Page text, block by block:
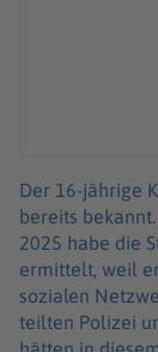
Der 16-jährige
bereits
2025 habe die
ermittelt, weil
sozialen
teilten Polizei